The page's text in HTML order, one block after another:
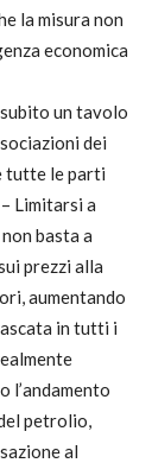
la misura non
economica
un tavolo
dei
tutte le parti
Limitarsi a
basta a
prezzi alla
aumentando
in tutti i
l’andamento
petrolio,
al